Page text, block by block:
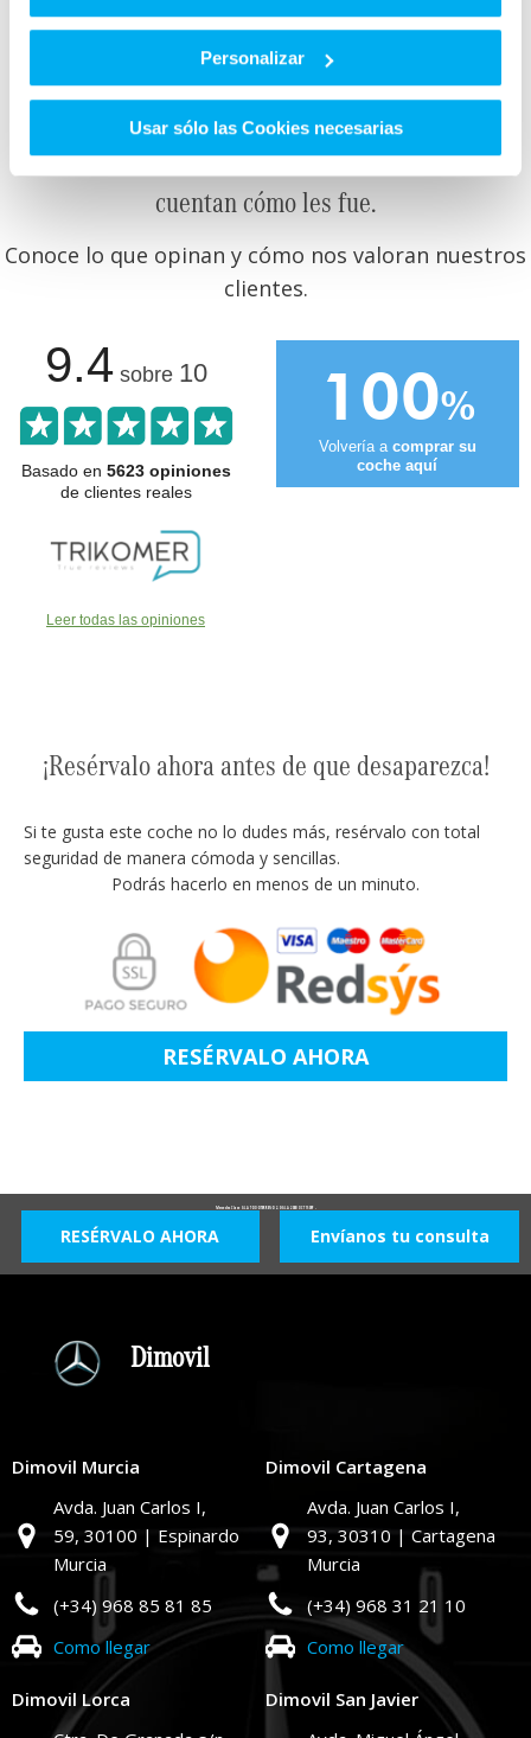
Personalizar
Usar sólo las Cookies necesarias
CONSUMO
DE CO2
Otros clientes que ya compraron en Dimovil te
cuentan cómo les fue.
Conoce lo que opinan y cómo nos valoran nuestros
clientes.
9.4sobre 10
Basado en 5623 opiniones
de clientes reales
Leer todas las opiniones
100%
Volvería a comprar su
coche aquí
¡Resérvalo ahora antes de que desaparezca!
Si te gusta este coche no lo dudes más, resérvalo con total
seguridad de manera cómoda y sencillas.
Podrás hacerlo en menos de un minuto.
RESÉRVALO AHORA
Mercedes Clase GLA TODOTERRENO 2.0 GLA 200 D DCT 150 5P -
RESÉRVALO AHORA Envíanos tu consulta
Dimovil
Dimovil Murcia
Avda. Juan Carlos I,
59, 30100 | Espinardo
Murcia
(+34) 968 85 81 85
Como llegar
Dimovil Cartagena
Avda. Juan Carlos I,
93, 30310 | Cartagena
Murcia
(+34) 968 31 21 10
Como llegar
Dimovil Lorca
Dimovil San Javier